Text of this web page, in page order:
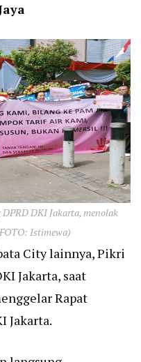
DKI Jakarta, menolak
Istimewa)
City lainnya, Pikri
Jakarta, saat
Rapat
Jakarta.